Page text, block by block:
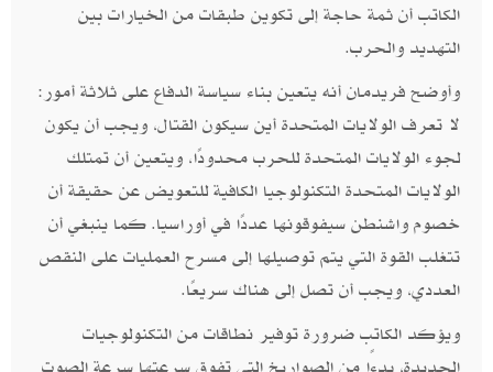
الكاتب أن ثمة حاجة إلى تكوين طبقات من الخيارات بين
التهديد والحرب.
وأوضح فريدمان أنه يتعين بناء سياسة الدفاع على ثلاثة أمور:
لا تعرف الولايات المتحدة أين سيكون القتال، ويجب أن يكون
لجوء الولايات المتحدة للحرب محدودًا، ويتعين أن تمتلك
الولايات المتحدة التكنولوجيا الكافية للتعويض عن حقيقة أن
خصوم واشنطن سيفوقونها عددًا في أوراسيا. كما ينبغي أن
تتغلب القوة التي يتم توصيلها إلى مسرح العمليات على النقص
العددي، ويجب أن تصل إلى هناك سريعًا.
ويؤكد الكاتب ضرورة توفير نطاقات من التكنولوجيات
الجديدة، بدءًا من الصواريخ التي تفوق سرعتها سرعة الصوت